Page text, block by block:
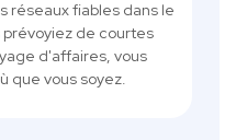
réseaux fiables dans le
de courtes
d'affaires, vous
que vous soyez.